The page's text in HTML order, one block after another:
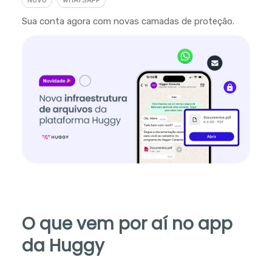
Sua conta agora com novas camadas de proteção.
O que vem por aí no app
da Huggy